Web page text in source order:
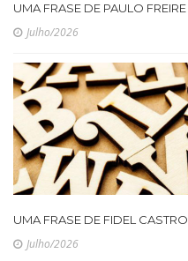
UMA FRASE DE PAULO FREIRE
Julho/2026
UMA FRASE DE FIDEL CASTRO
Julho/2026